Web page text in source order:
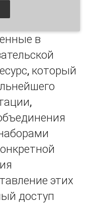
в
который
этих
доступ